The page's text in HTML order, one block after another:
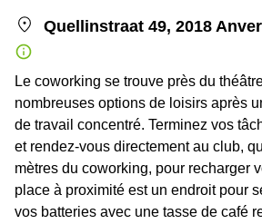
Quellinstraat 49, 2018
Le coworking se trouve près du
nombreuses options de loisirs après
de travail concentré. Terminez vos
et rendez-vous directement au club,
mètres du coworking, pour recharger
place à proximité est un endroit pour
vos batteries avec une tasse de café